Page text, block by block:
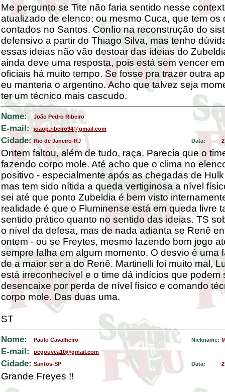
Me pergunto se Tite não faria sentido nesse
atualizado de elenco; ou mesmo Cuca, que tem os
contados no Santos. Confio na reconstrução do
defensivo a partir do Thiago Silva, mas tenho
essas ideias não vão destoar das ideias do
ainda deve uma resposta, pois está sem vencer
oficiais há muito tempo. Se fosse pra trazer outra
eu manteria o argentino. Acho que talvez seja
ter um técnico mais cascudo.
Nome: João Pedro Ribeiro
E-mail: joaop.ribeiro94@gmail.com
Cidade: Rio de Janeiro-RJ Data:
Ontem faltou, além de tudo, raça. Parecia que o
fazendo corpo mole. Até acho que o clima no
positivo - especialmente após as chegadas de
mas tem sido nítida a queda vertiginosa a nível
sei até que ponto Zubeldia é bem visto
realidade é que o Fluminense está em queda livre
sentido prático quanto no sentido das ideias. TS
o nível da defesa, mas de nada adianta se Renê
ontem - ou se Freytes, mesmo fazendo bom jogo
sempre falha em algum momento. O desvio é uma
de a maior ser a do Renê. Martinelli foi muito mal,
está irreconhecível e o time dá indícios que podem
desencaixe por perda de nível físico e comando
corpo mole. Das duas uma.
ST
Nome: Paulo Cavalheiro Nickname:
E-mail: pcgouvea10@gmail.com
Cidade: Santos-SP Data:
Grande Freyes !!